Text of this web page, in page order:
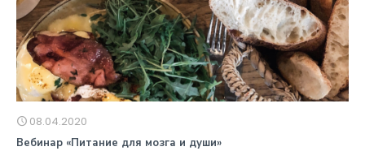
08.04.2020
Вебинар «Питание для мозга и души»